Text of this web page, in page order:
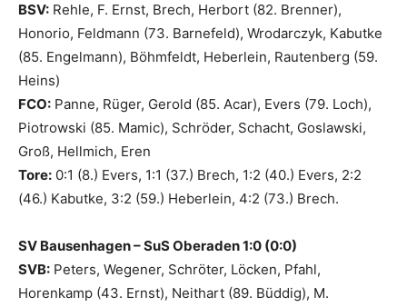
BSV: Rehle, F. Ernst, Brech, Herbort (82. Brenner),
Honorio, Feldmann (73. Barnefeld), Wrodarczyk, Kabutke
(85. Engelmann), Böhmfeldt, Heberlein, Rautenberg (59.
Heins)
FCO: Panne, Rüger, Gerold (85. Acar), Evers (79. Loch),
Piotrowski (85. Mamic), Schröder, Schacht, Goslawski,
Groß, Hellmich, Eren
Tore: 0:1 (8.) Evers, 1:1 (37.) Brech, 1:2 (40.) Evers, 2:2
(46.) Kabutke, 3:2 (59.) Heberlein, 4:2 (73.) Brech.
SV Bausenhagen – SuS Oberaden 1:0 (0:0)
SVB: Peters, Wegener, Schröter, Löcken, Pfahl,
Horenkamp (43. Ernst), Neithart (89. Büddig), M.